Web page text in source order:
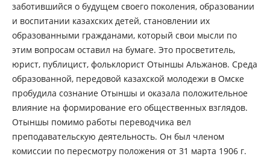
заботившийся о будущем своего поколения, образовании
и воспитании казахских детей, становлении их
образованными гражданами, который свои мысли по
этим вопросам оставил на бумаге. Это просветитель,
юрист, публицист, фольклорист Отыншы Альжанов. Среда
образованной, передовой казахской молодежи в Омске
пробудила сознание Отыншы и оказала положительное
влияние на формирование его общественных взглядов.
Отыншы помимо работы переводчика вел
преподавательскую деятельность. Он был членом
комиссии по пересмотру положения от 31 марта 1906 г.